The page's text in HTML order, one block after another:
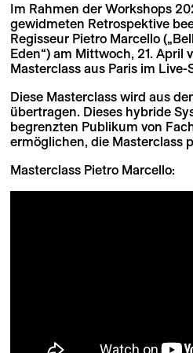
Im Rahmen der Workshops
gewidmeten Retrospektive
Regisseur Pietro Marcello
Eden“) am Mittwoch, 21. April
Masterclass aus Paris im Live-
Diese Masterclass wird aus
übertragen. Dieses hybride
begrenzten Publikum von
ermöglichen, die Masterclass
Masterclass Pietro Marcello: